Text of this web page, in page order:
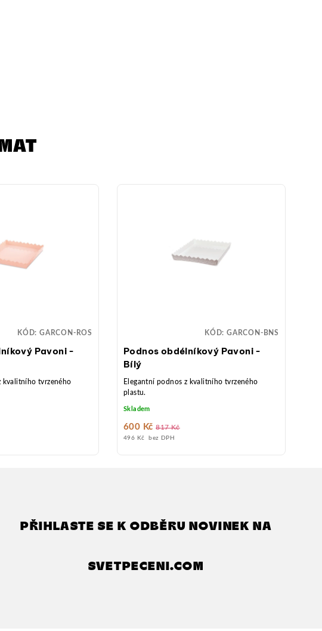
Pavoni -
kvalitního tvrzeného
KÓD: GARCON-ROS
Podnos obdélníkový Pavoni -
Bílý
Skladem
496 Kč bez DPH
817 Kč
600 Kč
Elegantní podnos z kvalitního tvrzeného
plastu.
KÓD: GARCON-BNS
PŘIHLASTE SE K ODBĚRU NOVINEK NA
SVETPECENI.COM